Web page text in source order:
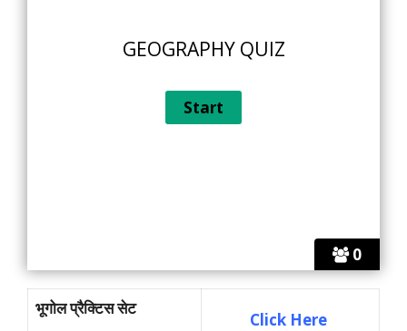
0
GEOGRAPHY QUIZ
भूगोल प्रैक्टिस सेट
Click Here